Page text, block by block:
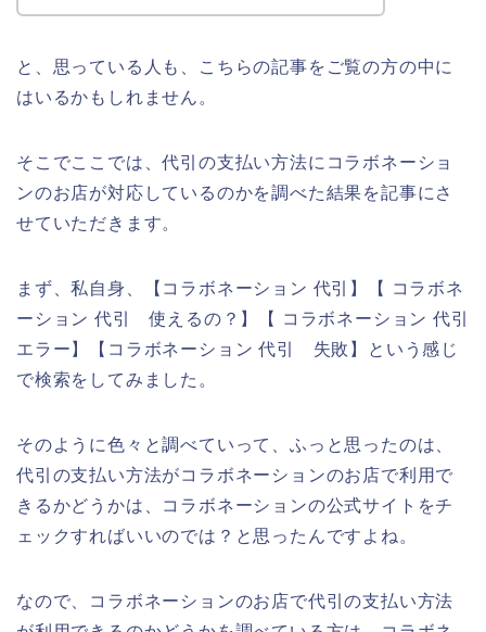
と、思っている人も、こちらの記事をご覧の方の中に
はいるかもしれません。
そこでここでは、代引の支払い方法にコラボネーショ
ンのお店が対応しているのかを調べた結果を記事にさ
せていただきます。
まず、私自身、【コラボネーション 代引】【 コラボネ
ーション 代引 使えるの？】【 コラボネーション 代引
エラー】【コラボネーション 代引 失敗】という感じ
で検索をしてみました。
そのように色々と調べていって、ふっと思ったのは、
代引の支払い方法がコラボネーションのお店で利用で
きるかどうかは、コラボネーションの公式サイトをチ
ェックすればいいのでは？と思ったんですよね。
なので、コラボネーションのお店で代引の支払い方法